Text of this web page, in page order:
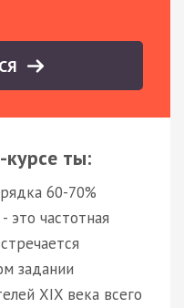
ты:
60-70%
это частотная
задании
XIX века всего